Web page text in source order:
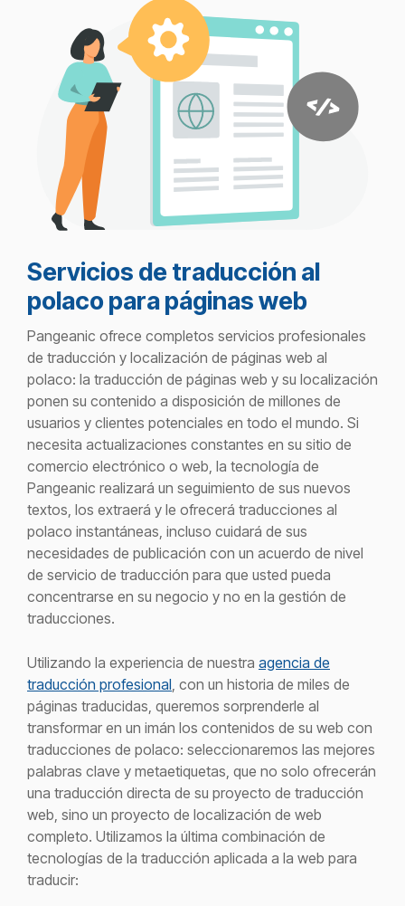
Servicios de traducción al
polaco para páginas web
Pangeanic ofrece completos servicios profesionales
de traducción y localización de páginas web al
polaco: la traducción de páginas web y su localización
ponen su contenido a disposición de millones de
usuarios y clientes potenciales en todo el mundo. Si
necesita actualizaciones constantes en su sitio de
comercio electrónico o web, la tecnología de
Pangeanic realizará un seguimiento de sus nuevos
textos, los extraerá y le ofrecerá traducciones al
polaco instantáneas, incluso cuidará de sus
necesidades de publicación con un acuerdo de nivel
de servicio de traducción para que usted pueda
concentrarse en su negocio y no en la gestión de
traducciones.
Utilizando la experiencia de nuestra agencia de
traducción profesional, con un historia de miles de
páginas traducidas, queremos sorprenderle al
transformar en un imán los contenidos de su web con
traducciones de polaco: seleccionaremos las mejores
palabras clave y metaetiquetas, que no solo ofrecerán
una traducción directa de su proyecto de traducción
web, sino un proyecto de localización de web
completo. Utilizamos la última combinación de
tecnologías de la traducción aplicada a la web para
traducir: